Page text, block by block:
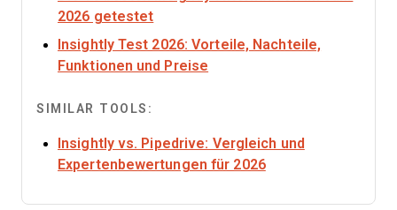
2026 getestetOpens new window
Insightly Test 2026: Vorteile, Nachteile,
Funktionen und Preise
SIMILAR TOOLS:
Insightly vs. Pipedrive: Vergleich und
Expertenbewertungen für 2026Opens new window